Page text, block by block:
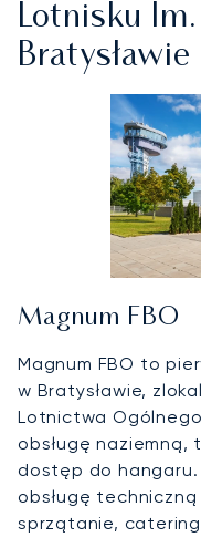
Lotnisku
Bratysławie
Magnum FBO
Magnum FBO to
w Bratysławie,
Lotnictwa
obsługę naziemną,
dostęp do
obsługę
sprzątanie,